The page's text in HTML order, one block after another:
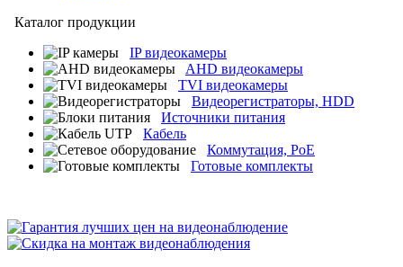
Каталог продукции
IP видеокамеры
AHD видеокамеры
TVI видеокамеры
Видеорегистраторы, HDD
Источники питания
Кабель
Коммутация, PoE
Готовые комплекты